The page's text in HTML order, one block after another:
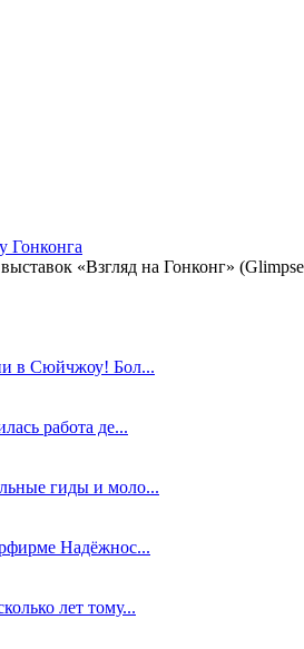
Гонконга
«Взгляд на Гонконг»
в Сюйчжоу! Бол...
работа де...
гиды и моло...
Надёжнос...
лет тому...